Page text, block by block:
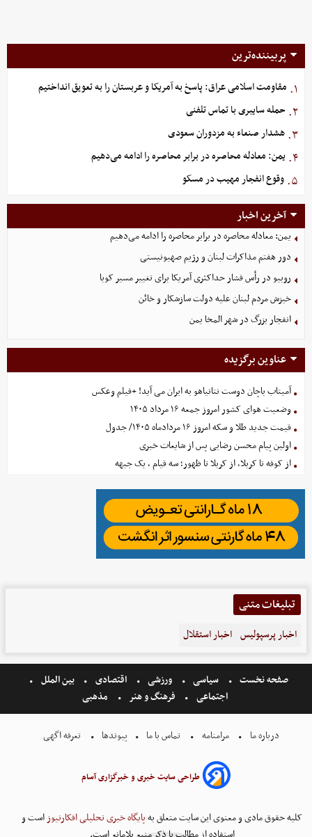
پربیننده‌ترین
۱. مقاومت اسلامی عراق: پاسخ به آمریکا و عربستان را به تعویق انداختیم
۲. حمله سایبری با تماس تلفنی
۳. هشدار صنعاء به مزدوران سعودی
۴. یمن: معادله محاصره در برابر محاصره را ادامه می‌دهیم
۵. وقوع انفجار مهیب در مسکو
آخرین اخبار
یمن: معادله محاصره در برابر محاصره را ادامه می‌دهیم
دور هفتم مذاکرات لبنان و رژیم صهیونیستی
روبیو در رأس فشار حداکثری آمریکا برای تغییر مسیر کوبا
خیزش مردم لبنان علیه دولت سازشکار و خائن
انفجار بزرگ در شهر المخا یمن
عناوین برگزیده
آمیتاب باچان دوست نتانیاهو به ایران می آید! +فیلم وعکس
وضعیت هوای کشور امروز جمعه ۱۶ مرداد ۱۴۰۵
قیمت جدید طلا و سکه امروز ۱۶ مردادماه ۱۴۰۵/ جدول
اولین پیام محسن رضایی پس از شایعات خبری
از کوفه تا کربلا، از کربلا تا ظهور؛ سه قیام ، یک جبهه
تبلیغات متنی
اخبار پرسپولیس اخبار استقلال
صفحه نخست سیاسی ورزشی اقتصادی
بین الملل
اجتماعی
فرهنگ و هنر مذهبی
درباره ما مرامنامه تماس با ما پیوندها تعرفه اگهی
طراحی سایت خبری و خبرگزاری آسام
کلیه حقوق مادی و معنوی این سایت متعلق بهپایگاه خبری تحلیلی افکارنیوزاست و